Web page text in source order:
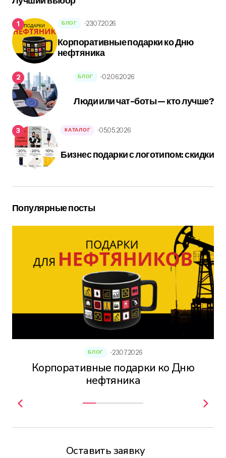
Корпоративные подарки ко Дню
нефтяника
БЛОГ 23.07.2026
Люди или чат-боты — кто лучше?
БЛОГ 02.06.2026
Бизнес подарки с логотипом: скидки
КАТАЛОГ 05.05.2026
Популярные посты
Корпоративные подарки ко Дню
нефтяника
БЛОГ 23.07.2026
Оставить заявку